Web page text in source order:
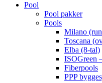
Pool
Pool pakker
Pools
Milano
Toscana
Elba (8-tal)
ISOGreen
Fiberpools
PPP